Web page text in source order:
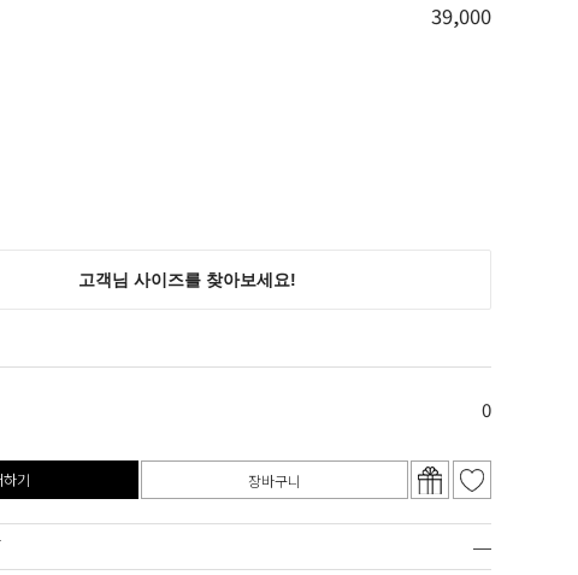
39,000
0
기 장바구니